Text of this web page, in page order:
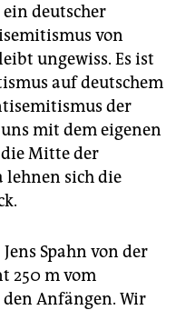
ein deutscher
von
ungewiss. Es ist
auf deutschem
der
mit dem eigenen
Mitte der
lehnen sich die
Spahn von der
250 m vom
Anfängen. Wir